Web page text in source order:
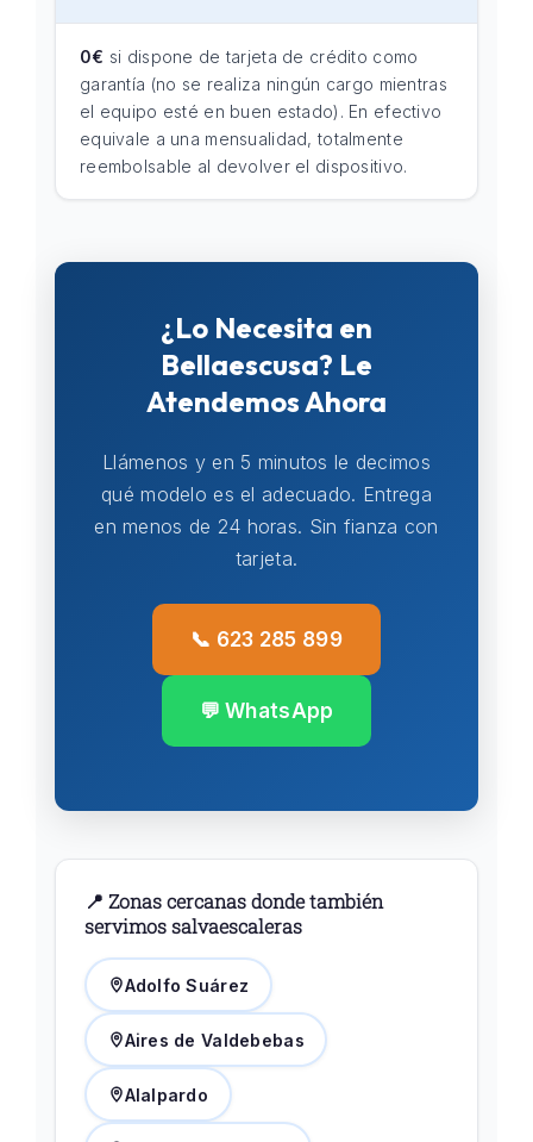
0€ si dispone de tarjeta de crédito como
garantía (no se realiza ningún cargo mientras
el equipo esté en buen estado). En efectivo
equivale a una mensualidad, totalmente
reembolsable al devolver el dispositivo.
¿Lo Necesita en
Bellaescusa? Le
Atendemos Ahora
Llámenos y en 5 minutos le decimos
qué modelo es el adecuado. Entrega
en menos de 24 horas. Sin fianza con
tarjeta.
📞 623 285 899
💬 WhatsApp
📍 Zonas cercanas donde también
servimos salvaescaleras
Adolfo Suárez
Aires de Valdebebas
Alalpardo